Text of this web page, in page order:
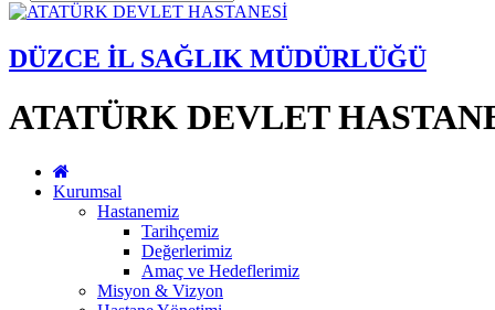
DÜZCE İL SAĞLIK MÜDÜRLÜĞÜ
ATATÜRK DEVLET
Kurumsal
Hastanemiz
Tarihçemiz
Değerlerimiz
Amaç ve Hedeflerimiz
Misyon & Vizyon